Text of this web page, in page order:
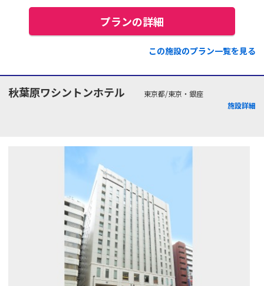
プランの詳細
この施設のプラン一覧を見る
秋葉原ワシントンホテル
東京都/東京・銀座
施設詳細